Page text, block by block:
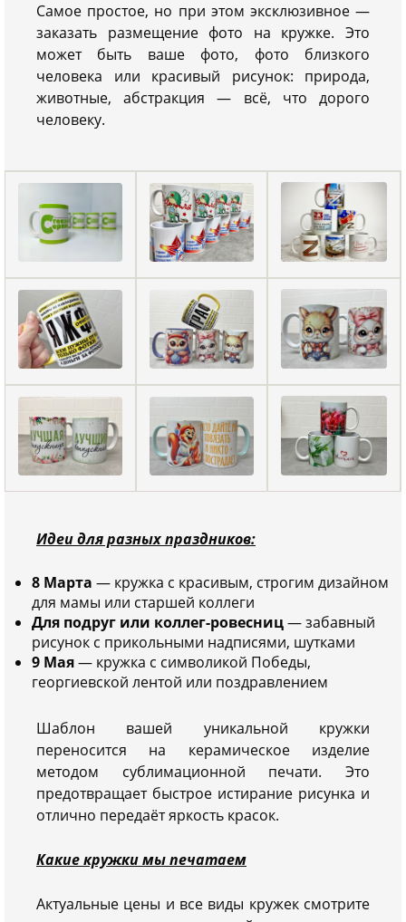
Самое простое, но при этом эксклюзивное —
заказать размещение фото на кружке. Это
может быть ваше фото, фото близкого
человека или красивый рисунок: природа,
животные, абстракция — всё, что дорого
человеку.
Идеи для разных праздников:
8 Марта — кружка с красивым, строгим дизайном
для мамы или старшей коллеги
Для подруг или коллег-ровесниц— забавный
рисунок с прикольными надписями, шутками
9 Мая— кружка с символикой Победы,
георгиевской лентой или поздравлением
Шаблон вашей уникальной кружки
переносится на керамическое изделие
методом сублимационной печати. Это
предотвращает быстрое истирание рисунка и
отлично передаёт яркость красок.
Какие кружки мы печатаем
Актуальные цены и все виды кружек смотрите